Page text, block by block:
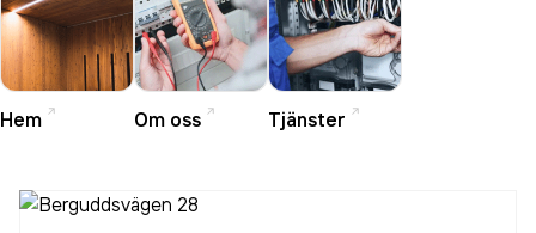
Hem Om oss Tjänster